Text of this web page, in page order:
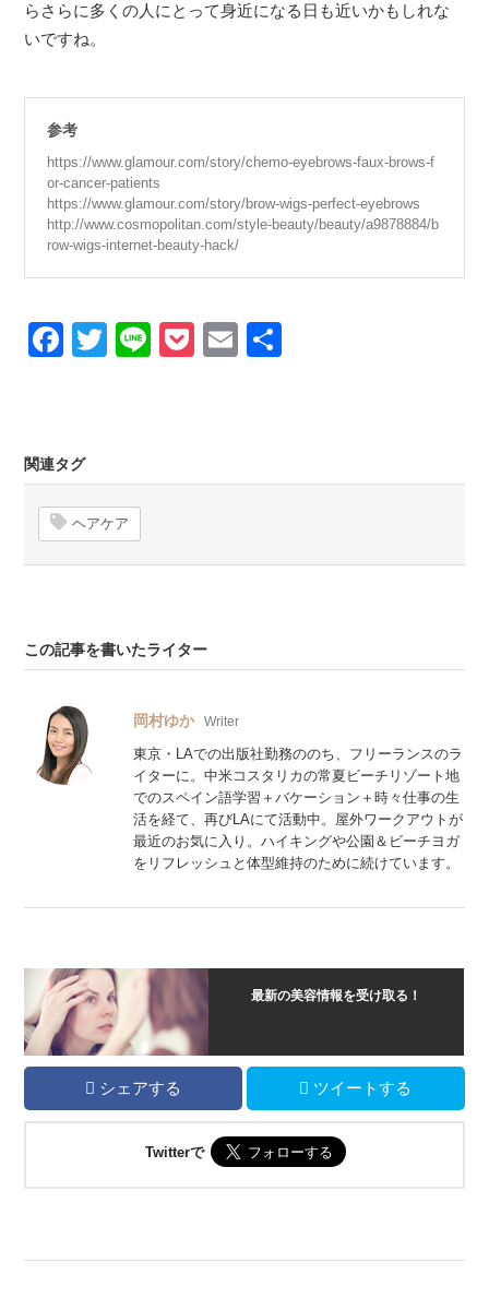
らさらに多くの人にとって身近になる日も近いかもしれな
いですね。
参考
https://www.glamour.com/story/chemo-eyebrows-faux-brows-f
or-cancer-patients
https://www.glamour.com/story/brow-wigs-perfect-eyebrows
http://www.cosmopolitan.com/style-beauty/beauty/a9878884/b
row-wigs-internet-beauty-hack/
Facebook
Twitter
LinePocket
Email
関連タグ
ヘアケア
この記事を書いたライター
岡村ゆか Writer
東京・LAでの出版社勤務ののち、フリーランスのラ
イターに。中米コスタリカの常夏ビーチリゾート地
でのスペイン語学習＋バケーション＋時々仕事の生
活を経て、再びLAにて活動中。屋外ワークアウトが
最近のお気に入り。ハイキングや公園＆ビーチヨガ
をリフレッシュと体型維持のために続けています。
最新の美容情報を受け取る！
シェアする ツイートする
Twitterで